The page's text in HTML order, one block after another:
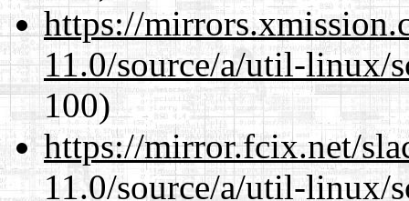
https://
11.0/source/a/util-linux/
100)
https://mirror.fcix.net/
11.0/source/a/util-linux/